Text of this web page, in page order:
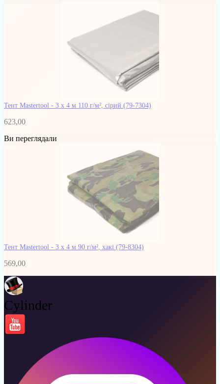
Тент Mastertool - 3 х 4 м 110 г/м², сірий (79-7304)
623,00
Ви переглядали
Тент Mastertool - 3 х 4 м 90 г/м², хакі (79-8304)
569,00
Cylinder